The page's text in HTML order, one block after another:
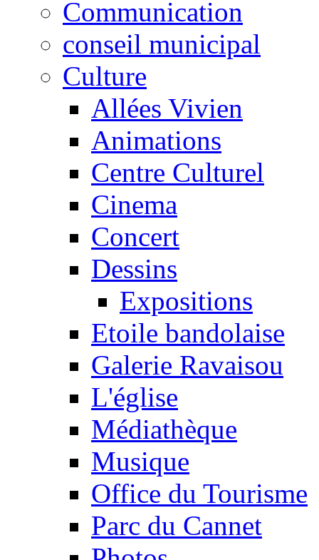
Communication
conseil municipal
Culture
Allées Vivien
Animations
Centre Culturel
Cinema
Concert
Dessins
Expositions
Etoile bandolaise
Galerie Ravaisou
L'église
Médiathèque
Musique
Office du Tourisme
Parc du Cannet